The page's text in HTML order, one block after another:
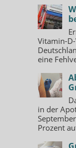
Vitamin-
eine
in der
Prozent